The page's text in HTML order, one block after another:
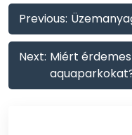
Bejegyzés
navigáció
Previous:
Next: Miért